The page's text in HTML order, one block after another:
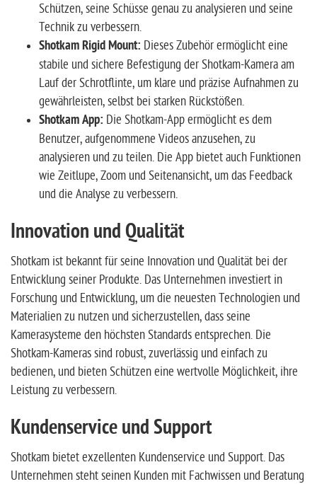
Schützen, seine Schüsse genau zu analysieren und seine
Technik zu verbessern.
Shotkam Rigid Mount: Dieses Zubehör ermöglicht eine
stabile und sichere Befestigung der Shotkam-Kamera am
Lauf der Schrotflinte, um klare und präzise Aufnahmen zu
gewährleisten, selbst bei starken Rückstößen.
Shotkam App: Die Shotkam-App ermöglicht es dem
Benutzer, aufgenommene Videos anzusehen, zu
analysieren und zu teilen. Die App bietet auch Funktionen
wie Zeitlupe, Zoom und Seitenansicht, um das Feedback
und die Analyse zu verbessern.
Innovation und Qualität
Shotkam ist bekannt für seine Innovation und Qualität bei der
Entwicklung seiner Produkte. Das Unternehmen investiert in
Forschung und Entwicklung, um die neuesten Technologien und
Materialien zu nutzen und sicherzustellen, dass seine
Kamerasysteme den höchsten Standards entsprechen. Die
Shotkam-Kameras sind robust, zuverlässig und einfach zu
bedienen, und bieten Schützen eine wertvolle Möglichkeit, ihre
Leistung zu verbessern.
Kundenservice und Support
Shotkam bietet exzellenten Kundenservice und Support. Das
Unternehmen steht seinen Kunden mit Fachwissen und Beratung